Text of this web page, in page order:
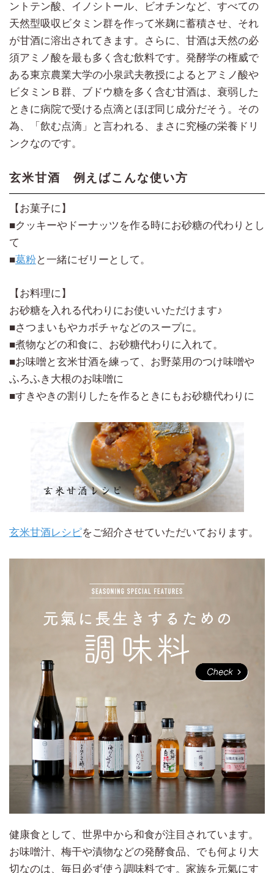
ントテン酸、イノシトール、ビオチンなど、すべての
天然型吸収ビタミン群を作って米麹に蓄積させ、それ
が甘酒に溶出されてきます。さらに、甘酒は天然の必
須アミノ酸を最も多く含む飲料です。発酵学の権威で
ある東京農業大学の小泉武夫教授によるとアミノ酸や
ビタミンＢ群、ブドウ糖を多く含む甘酒は、衰弱した
ときに病院で受ける点滴とほぼ同じ成分だそう。その
為、「飲む点滴」と言われる、まさに究極の栄養ドリ
ンクなのです。
玄米甘酒 例えばこんな使い方
【お菓子に】
■クッキーやドーナッツを作る時にお砂糖の代わりとし
て
■葛粉と一緒にゼリーとして。
【お料理に】
お砂糖を入れる代わりにお使いいただけます♪
■さつまいもやカボチャなどのスープに。
■煮物などの和食に、お砂糖代わりに入れて。
■お味噌と玄米甘酒を練って、お野菜用のつけ味噌や
ふろふき大根のお味噌に
■すきやきの割りしたを作るときにもお砂糖代わりに
玄米甘酒レシピをご紹介させていただいております。
健康食として、世界中から和食が注目されています。
お味噌汁、梅干や漬物などの発酵食品、でも何より大
切なのは、毎日必ず使う調味料です。家族を元氣にす